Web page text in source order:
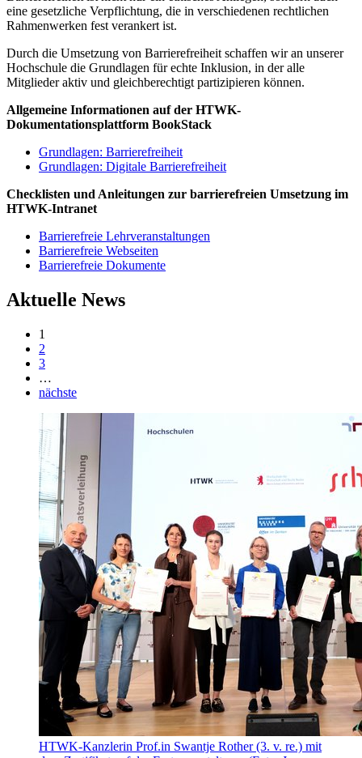
eine gesetzliche Verpflichtung, die in verschiedenen rechtlichen
Rahmenwerken fest verankert ist.
Durch die Umsetzung von Barrierefreiheit schaffen wir an unserer
Hochschule die Grundlagen für echte Inklusion, in der alle
Mitglieder aktiv und gleichberechtigt partizipieren können.
Allgemeine Informationen auf der HTWK-
Dokumentationsplattform BookStack
Grundlagen: Barrierefreiheit
Grundlagen: Digitale Barrierefreiheit
Checklisten und Anleitungen zur barrierefreien Umsetzung im
HTWK-Intranet
Barrierefreie Lehrveranstaltungen
Barrierefreie Webseiten
Barrierefreie Dokumente
Aktuelle News
1
2
3
…
nächste
HTWK-Kanzlerin Prof.in Swantje Rother (3. v. re.) mit